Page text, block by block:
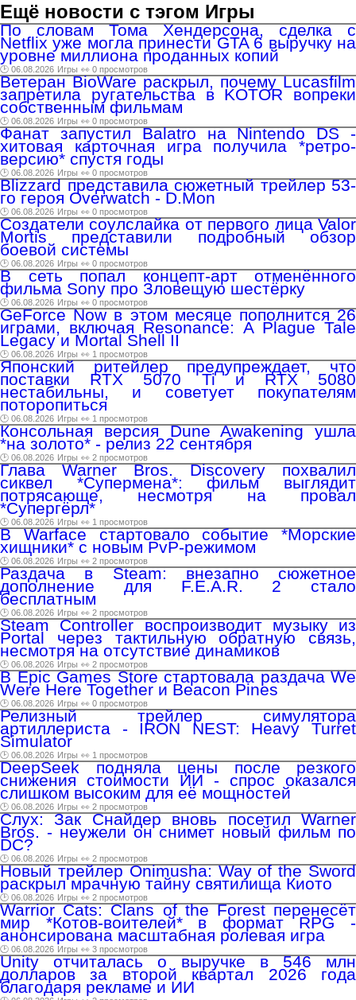
Ещё новости с тэгом Игры
По словам Тома Хендерсона, сделка с
Netflix уже могла принести GTA 6 выручку на
уровне миллиона проданных копий
🕑 06.08.2026 Игры 👀 0 просмотров
Ветеран BioWare раскрыл, почему Lucasfilm
запретила ругательства в KOTOR вопреки
собственным фильмам
🕑 06.08.2026 Игры 👀 0 просмотров
Фанат запустил Balatro на Nintendo DS -
хитовая карточная игра получила *ретро-
версию* спустя годы
🕑 06.08.2026 Игры 👀 0 просмотров
Blizzard представила сюжетный трейлер 53-
го героя Overwatch - D.Mon
🕑 06.08.2026 Игры 👀 0 просмотров
Создатели соулслайка от первого лица Valor
Mortis представили подробный обзор
боевой системы
🕑 06.08.2026 Игры 👀 0 просмотров
В сеть попал концепт-арт отменённого
фильма Sony про Зловещую шестёрку
🕑 06.08.2026 Игры 👀 0 просмотров
GeForce Now в этом месяце пополнится 26
играми, включая Resonance: A Plague Tale
Legacy и Mortal Shell II
🕑 06.08.2026 Игры 👀 1 просмотров
Японский ритейлер предупреждает, что
поставки RTX 5070 Ti и RTX 5080
нестабильны, и советует покупателям
поторопиться
🕑 06.08.2026 Игры 👀 1 просмотров
Консольная версия Dune Awakening ушла
*на золото* - релиз 22 сентября
🕑 06.08.2026 Игры 👀 2 просмотров
Глава Warner Bros. Discovery похвалил
сиквел *Супермена*: фильм выглядит
потрясающе, несмотря на провал
*Супергёрл*
🕑 06.08.2026 Игры 👀 1 просмотров
В Warface стартовало событие *Морские
хищники* с новым PvP-режимом
🕑 06.08.2026 Игры 👀 2 просмотров
Раздача в Steam: внезапно сюжетное
дополнение для F.E.A.R. 2 стало
бесплатным
🕑 06.08.2026 Игры 👀 2 просмотров
Steam Controller воспроизводит музыку из
Portal через тактильную обратную связь,
несмотря на отсутствие динамиков
🕑 06.08.2026 Игры 👀 2 просмотров
В Epic Games Store стартовала раздача We
Were Here Together и Beacon Pines
🕑 06.08.2026 Игры 👀 0 просмотров
Релизный трейлер симулятора
артиллериста - IRON NEST: Heavy Turret
Simulator
🕑 06.08.2026 Игры 👀 1 просмотров
DeepSeek подняла цены после резкого
снижения стоимости ИИ - спрос оказался
слишком высоким для её мощностей
🕑 06.08.2026 Игры 👀 2 просмотров
Слух: Зак Снайдер вновь посетил Warner
Bros. - неужели он снимет новый фильм по
DC?
🕑 06.08.2026 Игры 👀 2 просмотров
Новый трейлер Onimusha: Way of the Sword
раскрыл мрачную тайну святилища Киото
🕑 06.08.2026 Игры 👀 2 просмотров
Warrior Cats: Clans of the Forest перенесёт
мир *Котов-воителей* в формат RPG -
анонсирована масштабная ролевая игра
🕑 06.08.2026 Игры 👀 3 просмотров
Unity отчиталась о выручке в 546 млн
долларов за второй квартал 2026 года
благодаря рекламе и ИИ